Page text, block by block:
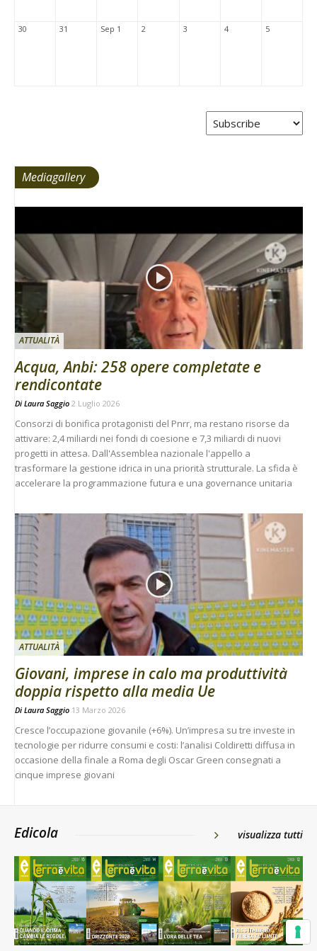
30 31 Sep 1 2 3 4 5
Mediagallery
ATTUALITÀ
Acqua, Anbi: 258 opere completate e
rendicontate
Di Laura Saggio 2 Luglio 2026
Consorzi di bonifica protagonisti del Pnrr, ma restano risorse da
attivare: 2,4 miliardi nei fondi di coesione e 7,3 miliardi di nuovi
progetti in attesa. Dall'Assemblea nazionale l'appello a
trasformare la gestione idrica in una priorità strutturale. La sfida è
accelerare la programmazione futura e una governance unitaria
ATTUALITÀ
Giovani, imprese in calo ma produttività
doppia rispetto alla media Ue
Di Laura Saggio 13 Marzo 2026
Cresce l’occupazione giovanile (+6%). Un’impresa su tre investe in
tecnologie per ridurre consumi e costi: l’analisi Coldiretti diffusa in
occasione della finale a Roma degli Oscar Green consegnati a
cinque imprese giovani
Edicola visualizza tutti